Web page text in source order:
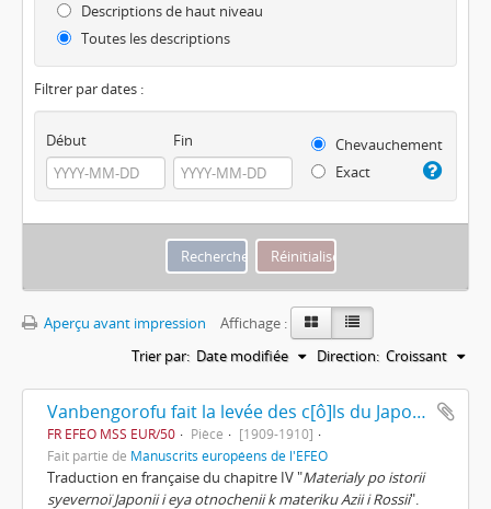
Descriptions de haut niveau
Toutes les descriptions
Filtrer par dates :
Début Fin
Chevauchement
Exact
Aperçu avant impression
Affichage :
Trier par: Date modifiée Direction: Croissant
Vanbengorofu fait la levée des c[ô]ls du Japon et retourne en Europe de Dimitrii Pozdnyeef
FR EFEO MSS EUR/50 Pièce
[1909-1910]
Fait partie de Manuscrits européens de l'EFEO
Traduction en française du chapitre IV "Materialy po istorii
syevernoï Japonii i eya otnochenii k materiku Azii i Rossii".